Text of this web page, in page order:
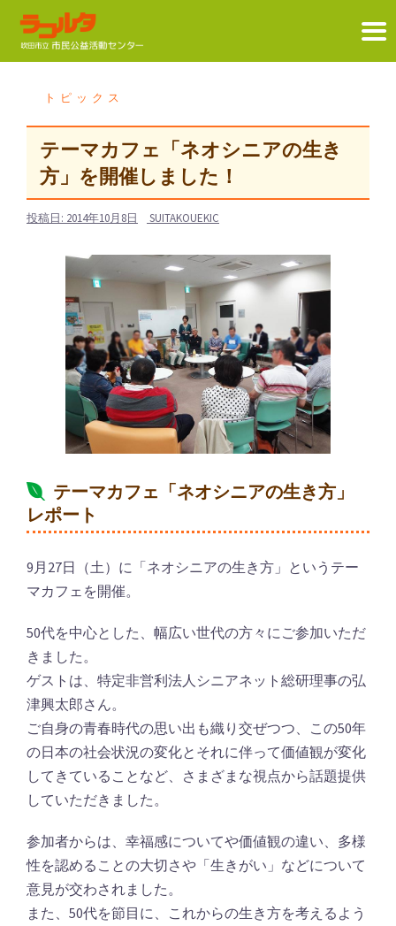
トピックス
テーマカフェ「ネオシニアの生き
方」を開催しました！
投稿日: 2014年10月8日 SUITAKOUEKIC
テーマカフェ「ネオシニアの生き方」
レポート
9月27日（土）に「ネオシニアの生き方」というテー
マカフェを開催。
50代を中心とした、幅広い世代の方々にご参加いただ
きました。
ゲストは、特定非営利法人シニアネット総研理事の弘
津興太郎さん。
ご自身の青春時代の思い出も織り交ぜつつ、この50年
の日本の社会状況の変化とそれに伴って価値観が変化
してきていることなど、さまざまな視点から話題提供
していただきました。
参加者からは、幸福感についてや価値観の違い、多様
性を認めることの大切さや「生きがい」などについて
意見が交わされました。
また、50代を節目に、これからの生き方を考えるよう